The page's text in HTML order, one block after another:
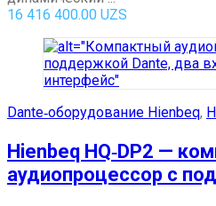
16 416 400.00 UZS
Dante‑оборудование Hienbeq,
Hienbeq HQ‑DP2 —
аудиопроцессор с